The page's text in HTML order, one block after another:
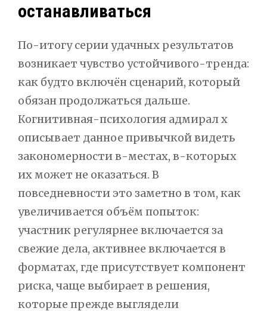
останавливаться
По-итогу серии удачных результатов
возникает чувство устойчивого-тренда:
как будто включён сценарий, который
обязан продолжаться дальше.
Когнитивная-психология адмирал х
описывает данное привычкой видеть
закономерности в-местах, в-которых
их может не оказаться. В
повседневности это заметно в том, как
увеличивается объём попыток:
участник регулярнее включается за
свежие дела, активнее включается в
форматах, где присутствует компонент
риска, чаще выбирает в решения,
которые прежде выглядели